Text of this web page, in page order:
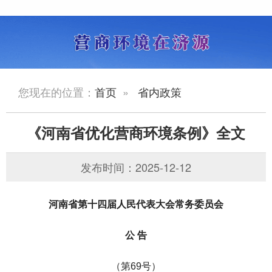
您现在的位置： 首页 » 省内政策
《河南省优化营商环境条例》全文
发布时间：2025-12-12
河南省第十四届人民代表大会常务委员会
公 告
（第69号）